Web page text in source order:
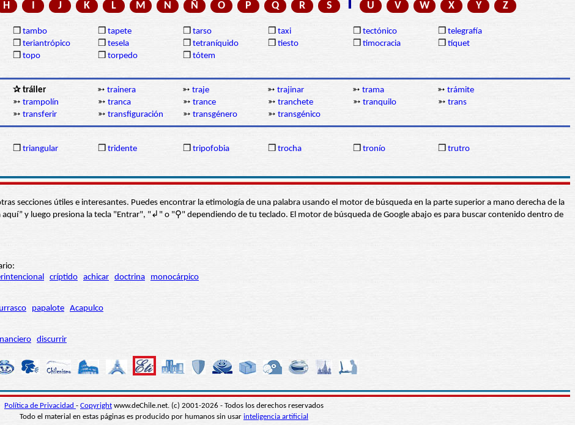
H I J K L M N Ñ O P Q R S U V W X Y Z
❒ tambo ❒ tapete ❒ tarso ❒ taxi ❒ tectónico ❒ telegrafía
❒ teriantrópico ❒ tesela ❒ tetraníquido ❒ tiesto ❒ timocracia ❒ tíquet
❒ topo ❒ torpedo ❒ tótem
✰ tráiler ➳ trainera ➳ traje ➳ trajinar ➳ trama ➳ trámite
➳ trampolín ➳ tranca ➳ trance ➳ tranchete ➳ tranquilo ➳ trans
➳ transferir ➳ transfiguración ➳ transgénero ➳ transgénico
❒ triangular ❒ tridente ❒ tripofobia ❒ trocha ❒ tronío ❒ trutro
secciones útiles e interesantes. Puedes encontrar la etimología de una palabra usando el motor de búsqueda en la parte superior a mano derecha de la
aquí” y luego presiona la tecla "Entrar", "↲" o "⚲" dependiendo de tu teclado. El motor de búsqueda de Google abajo es para buscar contenido dentro de
críptido achicar doctrina monocárpico
papalote Acapulco
discurrir
Política de Privacidad - Copyright www.deChile.net. (c) 2001-2026 - Todos los derechos reservados
Todo el material en estas páginas es producido por humanos sin usar inteligencia artificial